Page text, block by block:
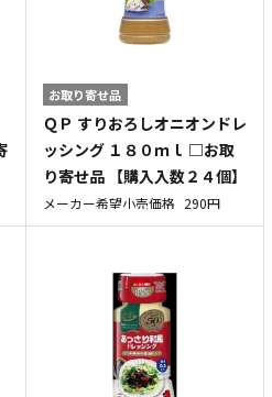
お取り寄せ品
ＱＰ すりおろしオニオンドレ
ッシング １８０ｍｌ □お取
り寄せ品 【購入入数２４個】
メーカー希望小売価格 290円